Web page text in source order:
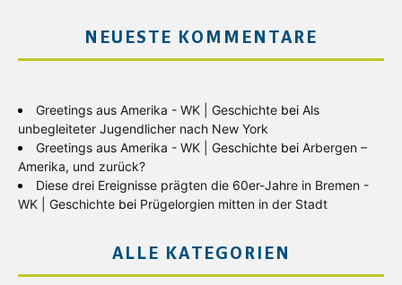
NEUESTE KOMMENTARE
Greetings aus Amerika - WK | Geschichte bei Als
unbegleiteter Jugendlicher nach New York
Greetings aus Amerika - WK | Geschichte bei Arbergen –
Amerika, und zurück?
Diese drei Ereignisse prägten die 60er-Jahre in Bremen -
WK | Geschichte bei Prügelorgien mitten in der Stadt
ALLE KATEGORIEN